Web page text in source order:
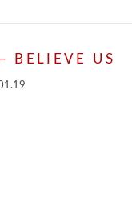
BELIEVE US